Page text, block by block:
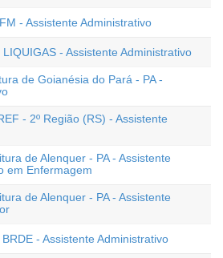
- Assistente Administrativo
- Assistente Administrativo
de Goianésia do Pará - PA -
- 2º Região (RS) - Assistente
de Alenquer - PA - Assistente
em Enfermagem
de Alenquer - PA - Assistente
- Assistente Administrativo